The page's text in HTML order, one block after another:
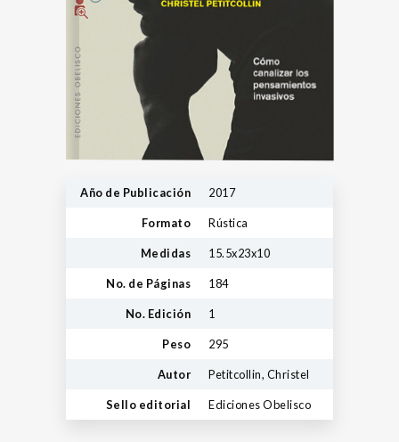
Año de Publicación 2017
Formato Rústica
Medidas 15.5x23x10
No. de Páginas 184
No. Edición 1
Peso 295
Autor Petitcollin, Christel
Sello editorial Ediciones Obelisco